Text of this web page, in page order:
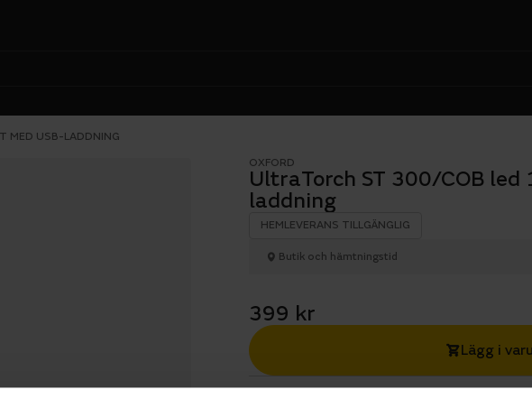
MED USB-LADDNING
OXFORD
UltraTorch ST 300/COB led
laddning
HEMLEVERANS TILLGÄNGLIG
Butik och hämtningstid
399 kr
Lägg i